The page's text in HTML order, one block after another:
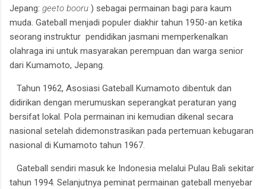
Jepang: geeto booru ) sebagai permainan bagi para kaum
muda. Gateball menjadi populer diakhir tahun 1950-an ketika
seorang instruktur pendidikan jasmani memperkenalkan
olahraga ini untuk masyarakan perempuan dan warga senior
dari Kumamoto, Jepang.
Tahun 1962, Asosiasi Gateball Kumamoto dibentuk dan
didirikan dengan merumuskan seperangkat peraturan yang
bersifat lokal. Pola permainan ini kemudian dikenal secara
nasional setelah didemonstrasikan pada pertemuan kebugaran
nasional di Kumamoto tahun 1967.
Gateball sendiri masuk ke Indonesia melalui Pulau Bali sekitar
tahun 1994. Selanjutnya peminat permainan gateball menyebar